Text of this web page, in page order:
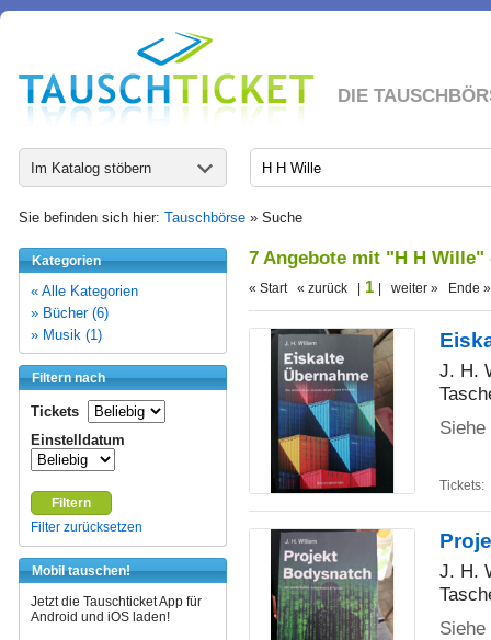
DIE
Im Katalog stöbern
Sie befinden sich hier: Tauschbörse » Suche
Kategorien
« Alle Kategorien
» Bücher (6)
» Musik (1)
Filtern nach
Tickets
Einstelldatum
Filtern
Filter zurücksetzen
Mobil tauschen!
Jetzt die Tauschticket App für
Android und iOS laden!
7 Angebote mit "H H Wille"
« Start « zurück | 1 | weiter » Ende »
J. H.
Tickets:
J. H.